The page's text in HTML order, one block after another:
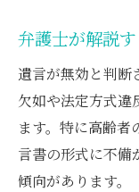
弁護士が解説
遺言が無効と判断
欠如や法定方式違
ます。特に高齢者
言書の形式に不備
傾向があります。